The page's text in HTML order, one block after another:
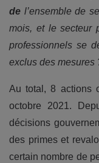
de l’ensemble de
mois, et le secteur
professionnels se
exclus des mesures
Au total, 8 actions
octobre 2021.
décisions
des primes et
certain nombre de